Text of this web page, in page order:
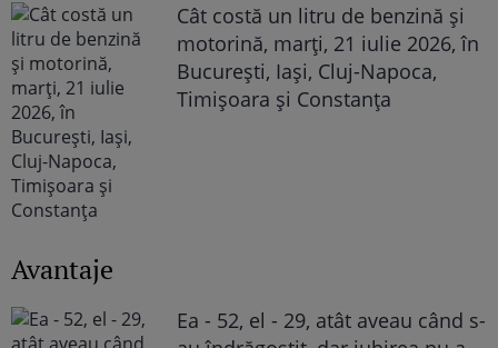
Cât costă un litru de benzină și
motorină, marți, 21 iulie 2026, în
București, Iași, Cluj-Napoca,
Timișoara și Constanța
Avantaje
Ea - 52, el - 29, atât aveau când s-